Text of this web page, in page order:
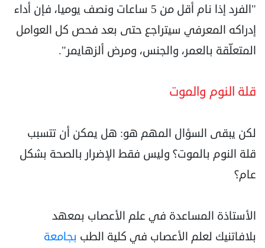
"الفرد إذا نام أقل من 5 ساعات ونصف يوميا، فإن أداء
إدراكه المعرفي سيتراجع حتى بعد فحص كل العوامل
المتعلّقة بالعمر، والجنس، ومرض ألزهايمر".
قلة النوم والموت
لكن يبقى السؤال المهم هو: هل يمكن أن تتسبب
قلة النوم بالموت؟ وليس فقط الإضرار بالصحة بشكل
عام؟
الأستاذة المساعدة في علم الأعصاب بمعهد
بلافاتنيك لعلم الأعصاب في كلية الطب بجامعة